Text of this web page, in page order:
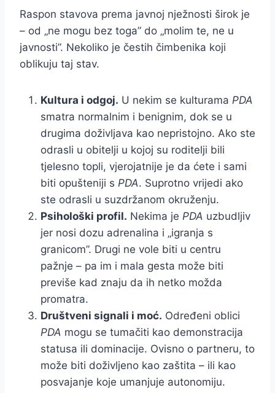
Raspon stavova prema javnoj nježnosti širok je
– od „ne mogu bez toga” do „molim te, ne u
javnosti”. Nekoliko je čestih čimbenika koji
oblikuju taj stav.
Kultura i odgoj. U nekim se kulturama PDA
smatra normalnim i benignim, dok se u
drugima doživljava kao nepristojno. Ako ste
odrasli u obitelji u kojoj su roditelji bili
tjelesno topli, vjerojatnije je da ćete i sami
biti opušteniji s PDA. Suprotno vrijedi ako
ste odrasli u suzdržanom okruženju.
Psihološki profil. Nekima je PDA uzbudljiv
jer nosi dozu adrenalina i „igranja s
granicom”. Drugi ne vole biti u centru
pažnje – pa im i mala gesta može biti
previše kad znaju da ih netko možda
promatra.
Društveni signali i moć. Određeni oblici
PDA mogu se tumačiti kao demonstracija
statusa ili dominacije. Ovisno o partneru, to
može biti doživljeno kao zaštita – ili kao
posvajanje koje umanjuje autonomiju.